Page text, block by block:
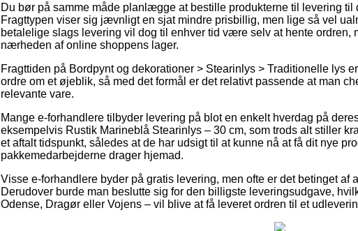
Du bør på samme måde planlægge at bestille produkterne til levering til
Fragttypen viser sig jævnligt en sjat mindre prisbillig, men lige så vel
betalelige slags levering vil dog til enhver tid være selv at hente ordren,
nærheden af online shoppens lager.
Fragttiden på Bordpynt og dekorationer > Stearinlys > Traditionelle lys
ordre om et øjeblik, så med det formål er det relativt passende at man
relevante vare.
Mange e-forhandlere tilbyder levering på blot en enkelt hverdag på
eksempelvis Rustik Marineblå Stearinlys – 30 cm, som trods alt stiller
et aftalt tidspunkt, således at de har udsigt til at kunne nå at få dit nye
pakkemedarbejderne drager hjemad.
Visse e-forhandlere byder på gratis levering, men ofte er det betinget af
Derudover burde man beslutte sig for den billigste leveringsudgave,
Odense, Dragør eller Vojens – vil blive at få leveret ordren til et